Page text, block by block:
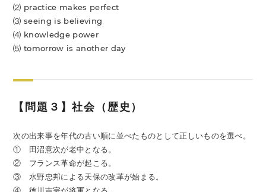
⑵ practice makes perfect
⑶ seeing is believing
⑷ knowledge power
⑸ tomorrow is another day
【問題３】社会（歴史）
次の出来事を年代の古い順に並べたものとして正しいものを選べ。
① 田沼意次が老中となる。
② フランス革命が起こる。
③ 水野忠邦による天保の改革が始まる。